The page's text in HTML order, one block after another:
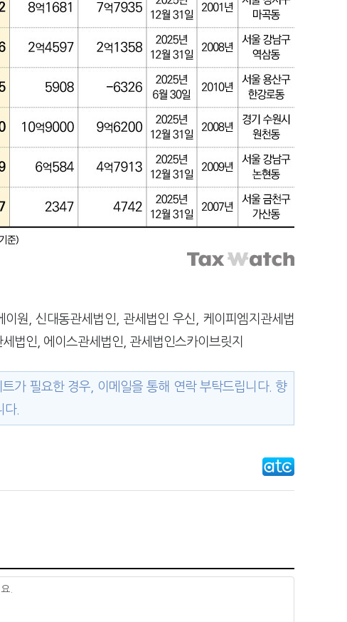
원, 신대동관세법인, 관세법인 우신, 케이피엠지관세법
법인, 에이스관세법인, 관세법인스카이브릿지
가 필요한 경우, 이메일을 통해 연락 부탁드립니다. 향
다.